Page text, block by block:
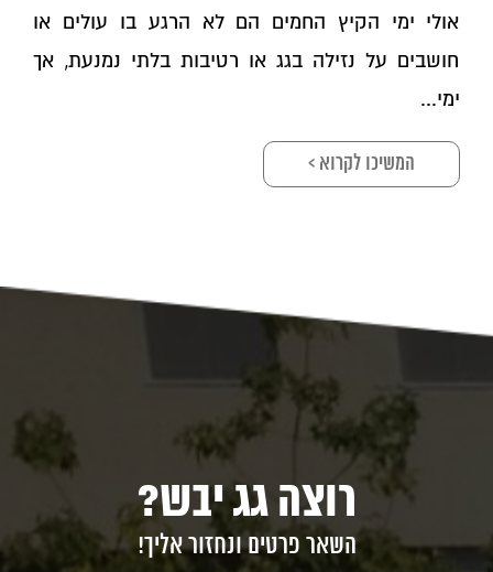
אולי ימי הקיץ החמים הם לא הרגע בו עולים או
חושבים על נזילה בגג או רטיבות בלתי נמנעת, אך
ימי...
המשיכו לקרוא >
רוצה גג יבש?
השאר פרטים ונחזור אליך!